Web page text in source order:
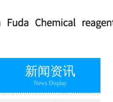
新闻资讯
News Display